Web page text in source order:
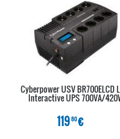
Cyberpower USV BR700ELCD
Interactive UPS 700VA/
11980€